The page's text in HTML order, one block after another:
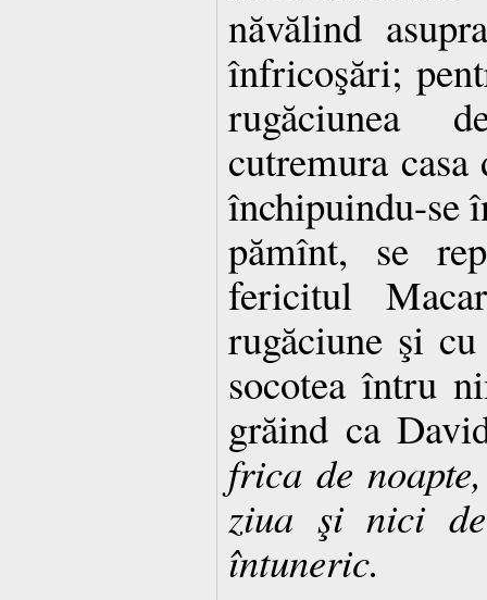
năvălind
înfricoşări;
rugăciunea
cutremura
închipuindu-se
pămînt, se
fericitul
rugăciune şi
socotea întru
grăind ca
frica de
ziua şi nici
întuneric.